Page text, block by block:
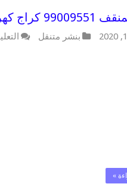
متنقل قريب من موقعي
بنشر متنقل
»